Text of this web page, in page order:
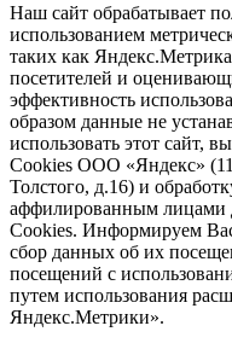
Наш сайт обрабатывает
использованием
таких как
посетителей и
эффективность
образом данные не
использовать этот сайт,
Cookies ООО «Яндекс»
Толстого, д.16) и
аффилированным лицами
Cookies. Информируем
сбор данных об их
посещений с
путем использования
Яндекс.Метрики».